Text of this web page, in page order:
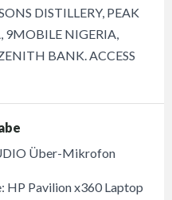
DISTILLERY, PEAK
9MOBILE NIGERIA,
BANK. ACCESS
Über-Mikrofon
HP Pavilion x360 Laptop